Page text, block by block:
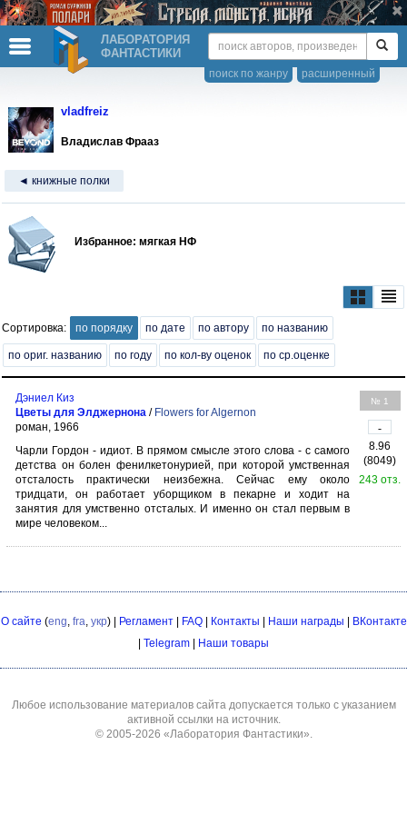
ЛАБОРАТОРИЯ
ФАНТАСТИКИ
расширенный
поиск по жанру
vladfreiz
Владислав Фрааз
◄ книжные полки
Избранное: мягкая НФ
Сортировка: по порядку по дате по автору по названию
по ориг. названию по году по кол-ву оценок по ср.оценке
Дэниел Киз
Цветы для Элджернона / Flowers for Algernon
роман, 1966
Чарли Гордон - идиот. В прямом смысле этого слова - с самого
детства он болен фенилкетонурией, при которой умственная
отсталость практически неизбежна. Сейчас ему около
тридцати, он работает уборщиком в пекарне и ходит на
занятия для умственно отсталых. И именно он стал первым в
мире человеком...
№ 1
-
8.96
(8049)
243 отз.
О сайте (eng, fra, укр) | Регламент| FAQ| Контакты Наши награды
ВКонтакте
Telegram Наши товары
Любое использование материалов сайта допускается только с указанием
активной ссылки на источник.
© 2005-2026 «Лаборатория Фантастики».